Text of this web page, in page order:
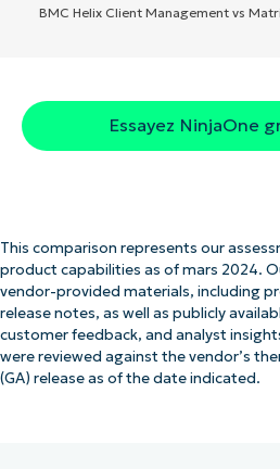
BMC Helix Client Management vs
Essayez NinjaOne
This comparison represents our
product capabilities as of mars 2024.
vendor-provided materials, including
release notes, as well as publicly
customer feedback, and analyst
were reviewed against the vendor’s
(GA) release as of the date indicated.